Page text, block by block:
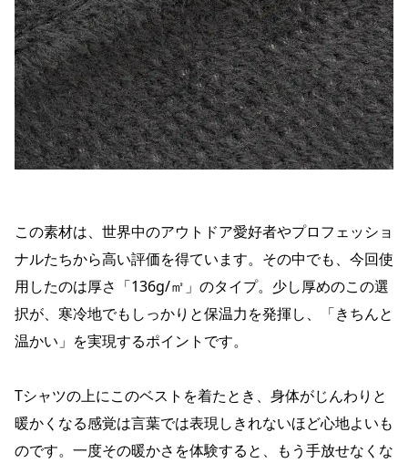
この素材は、世界中のアウトドア愛好者やプロフェッショ
ナルたちから高い評価を得ています。その中でも、今回使
用したのは厚さ「136g/㎡」のタイプ。少し厚めのこの選
択が、寒冷地でもしっかりと保温力を発揮し、「きちんと
温かい」を実現するポイントです。
Tシャツの上にこのベストを着たとき、身体がじんわりと
暖かくなる感覚は言葉では表現しきれないほど心地よいも
のです。一度その暖かさを体験すると、もう手放せなくな